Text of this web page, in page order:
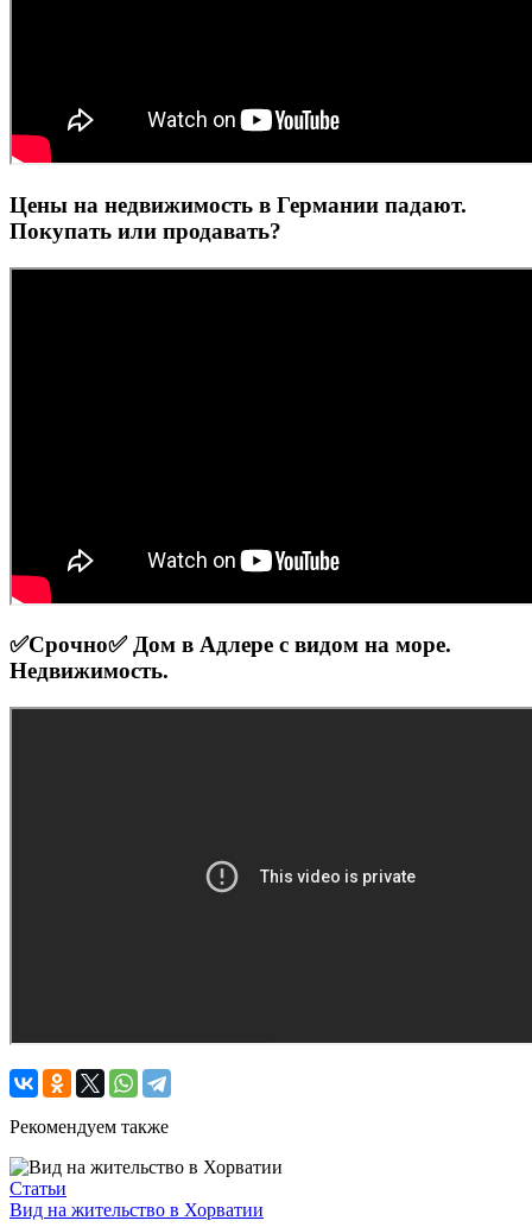
Цены на недвижимость в Германии падают.
Покупать или продавать?
✅Срочно✅ Дом в Адлере с видом на море.
Недвижимость.
Рекомендуем также
Статьи
Вид на жительство в Хорватии